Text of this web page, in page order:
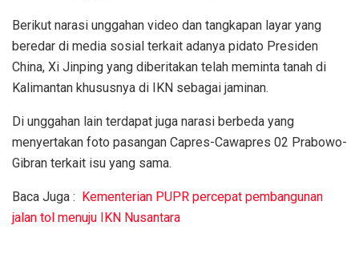
Berikut narasi unggahan video dan tangkapan layar yang
beredar di media sosial terkait adanya pidato Presiden
China, Xi Jinping yang diberitakan telah meminta tanah di
Kalimantan khususnya di IKN sebagai jaminan.
Di unggahan lain terdapat juga narasi berbeda yang
menyertakan foto pasangan Capres-Cawapres 02 Prabowo-
Gibran terkait isu yang sama.
Baca Juga : Kementerian PUPR percepat pembangunan
jalan tol menuju IKN Nusantara